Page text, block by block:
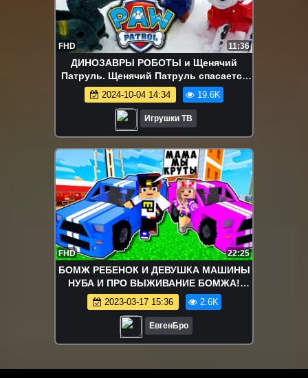
FHD 11:36
ДИНОЗАВРЫ РОБОТЫ и Щенячий
Патруль. Щенячий Патруль спасается
от Динозавров Роботов Мультфильм
2024-10-04 14:34 19.6K
Игрушки ТВ
FHD 22:25
БОМЖ РЕБЕНОК И ДЕВУШКА МАШИНЫ
НУБА И ПРО ВЫЖИВАНИЕ БОМЖА!
МАЙНКРАФТ В РЕАЛЬНОЙ ЖИЗНИ
ВИДЕО ТРОЛЛИНГ
2023-03-17 15:36 2.6K
ЕвгенБро